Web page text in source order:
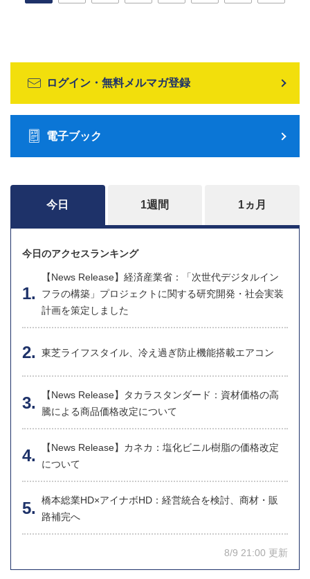
ログイン・無料メルマガ登録
電子ブック
今日 1週間 1ヵ月
今日のアクセスランキング
【News Release】経済産業省：「次世代デジタルイン
フラの構築」プロジェクトに関する研究開発・社会実装
計画を策定しました
東芝ライフスタイル、冷え過ぎ防止機能搭載エアコン
【News Release】タカラスタンダード：資材価格の高
騰による商品価格改定について
【News Release】カネカ：塩化ビニル樹脂の価格改定
について
橋本総業HD×アイナボHD：経営統合を検討、商材・販
路補完へ
8/9 21:00 更新